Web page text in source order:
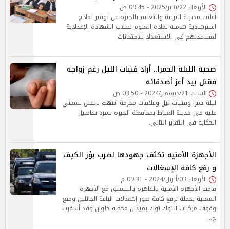
الأربعاء 22/يناير/2025 - 09:45 ص
أعلنت مديرية التربية والتعليم بالجيزة عن توفير نماذج
استرشادية شاملة لمادة العلوم لطلاب الشهادة الإعدادية
لمساعدتهم في الاستعداد للامتحانات.
ضحية الليلة الحمرا.. أراد فتيات الليل رغم زواجه
فقتل بيد أعز أصدقائه
السبت 21/ديسمبر/2024 - 03:50 ص
ليلة حمرا وفتيات ليل وعلاقات محرمة انتهت بالقتل للمجني
عليه في مدينة العياط بمحافظة الجيزة نسرد تفاصيل
الحكاية في التقرير التالي.
الأجهزة الأمنية تكثف جهودها لضرب بؤر الكيف
و رفع كافة الإشغالات
الأربعاء 03/أبريل/2024 - 09:31 م
قامت الأجهزة الأمنية بالقاهرة بالتنسيق مع الأجهزة
المعنية بحملة لرفع كافة صور إشغالات الباعة الجائلين ومنع
وقوف مركبات التوك توك بميدان محطة حلوان وقد أسفرت
ج…